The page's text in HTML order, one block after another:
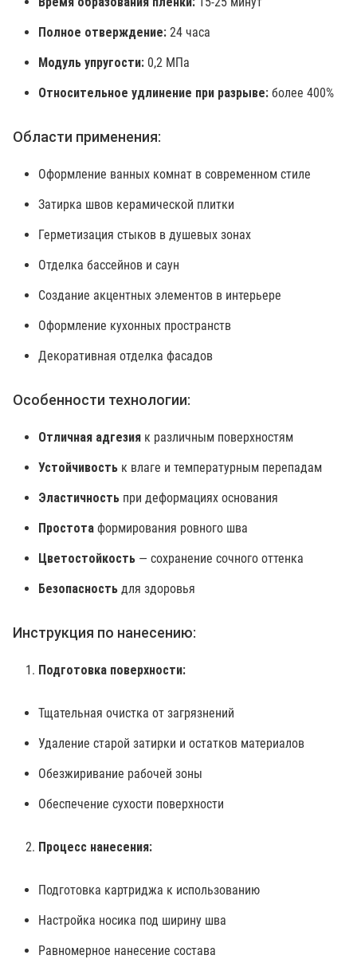
Полное отверждение: 24 часа
Модуль упругости: 0,2 МПа
Относительное удлинение при разрыве: более 400%
Области применения:
Оформление ванных комнат в современном стиле
Затирка швов керамической плитки
Герметизация стыков в душевых зонах
Отделка бассейнов и саун
Создание акцентных элементов в интерьере
Оформление кухонных пространств
Декоративная отделка фасадов
Особенности технологии:
Отличная адгезия к различным поверхностям
Устойчивость к влаге и температурным перепадам
Эластичность при деформациях основания
Простота формирования ровного шва
Цветостойкость — сохранение сочного оттенка
Безопасность для здоровья
Инструкция по нанесению:
Подготовка поверхности:
Тщательная очистка от загрязнений
Удаление старой затирки и остатков материалов
Обезжиривание рабочей зоны
Обеспечение сухости поверхности
Процесс нанесения:
Подготовка картриджа к использованию
Настройка носика под ширину шва
Равномерное нанесение состава